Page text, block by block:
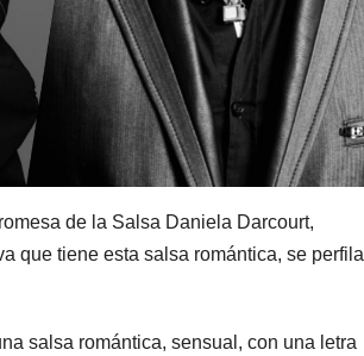
de la Salsa Daniela Darcourt,
que tiene esta salsa romántica, se perfila
salsa romántica, sensual, con una letra